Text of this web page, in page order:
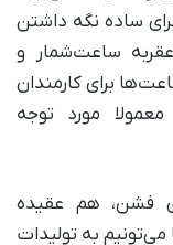
ساده نگه داشتن
ساعت‌شمار و
برای کارمندان
مورد توجه
فشن، هم عقیده
به تولیدات